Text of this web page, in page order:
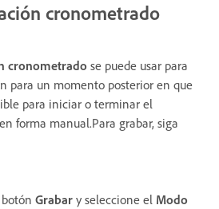
cronometrado
cronometrado se puede usar para
para un momento posterior en que
para iniciar o terminar el
forma manual.Para grabar, siga
Grabar y seleccione el Modo